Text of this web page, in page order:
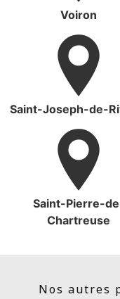
Voiron
Saint-Joseph-de-
Saint-Pierre-
Chartreuse
Nos autres